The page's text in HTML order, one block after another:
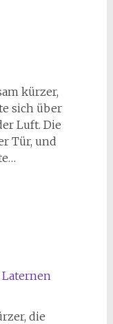
kürzer,
sich über
Luft. Die
Tür, und
die